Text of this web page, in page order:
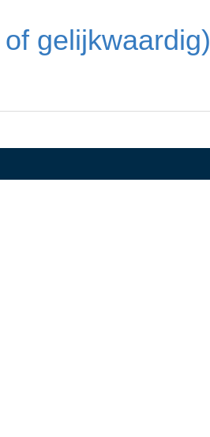
gelijkwaardig)